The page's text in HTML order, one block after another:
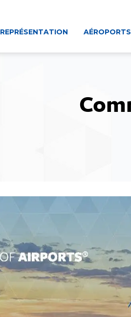
REPRÉSENTATION